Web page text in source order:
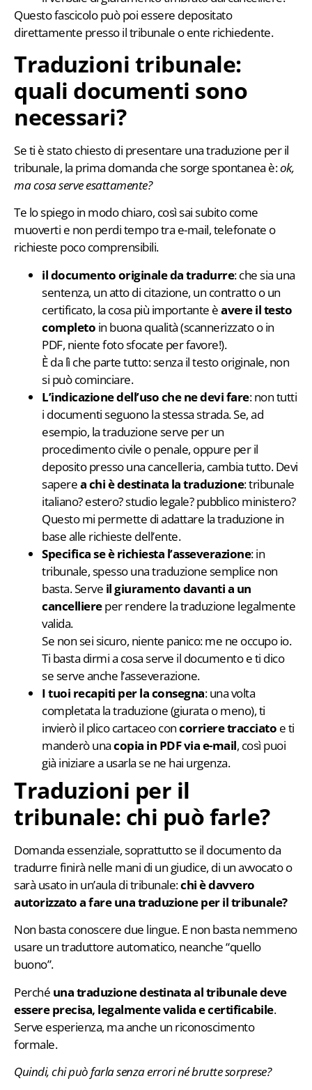
Questo fascicolo può poi essere depositato
direttamente presso il tribunale o ente richiedente.
Traduzioni tribunale:
quali documenti sono
necessari?
Se ti è stato chiesto di presentare una traduzione per il
tribunale, la prima domanda che sorge spontanea è:ok,
ma cosa serve esattamente?
Te lo spiego in modo chiaro, così sai subito come
muoverti e non perdi tempo tra e-mail, telefonate o
richieste poco comprensibili.
il documento originale da tradurre: che sia una
sentenza, un atto di citazione, un contratto o un
certificato, la cosa più importante èavere il testo
completo in buona qualità (scannerizzato o in
PDF, niente foto sfocate per favore!).
È da lì che parte tutto: senza il testo originale, non
si può cominciare.
L’indicazione dell’uso che ne devi fare: non tutti
i documenti seguono la stessa strada. Se, ad
esempio, la traduzione serve per un
procedimento civile o penale, oppure per il
deposito presso una cancelleria, cambia tutto. Devi
saperea chi è destinata la traduzione: tribunale
italiano? estero? studio legale? pubblico ministero?
Questo mi permette di adattare la traduzione in
base alle richieste dell’ente.
Specifica se è richiesta l’asseverazione: in
tribunale, spesso una traduzione semplice non
basta. Serve il giuramento davanti a un
cancelliereper rendere la traduzione legalmente
valida.
Se non sei sicuro, niente panico: me ne occupo io.
Ti basta dirmi a cosa serve il documento e ti dico
se serve anche l’asseverazione.
I tuoi recapiti per la consegna: una volta
completata la traduzione (giurata o meno), ti
invierò il plico cartaceo concorriere tracciato e ti
manderò unacopia in PDF via e-mail, così puoi
già iniziare a usarla se ne hai urgenza.
Traduzioni per il
tribunale: chi può farle?
Domanda essenziale, soprattutto se il documento da
tradurre finirà nelle mani di un giudice, di un avvocato o
sarà usato in un’aula di tribunale:chi è davvero
autorizzato a fare una traduzione per il tribunale?
Non basta conoscere due lingue. E non basta nemmeno
usare un traduttore automatico, neanche “quello
buono”.
Perché una traduzione destinata al tribunale deve
essere precisa, legalmente valida e certificabile.
Serve esperienza, ma anche un riconoscimento
formale.
Quindi, chi può farla senza errori né brutte sorprese?